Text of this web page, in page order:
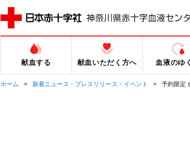
献血する 献血いただく方へ 血液のゆ
ホーム 新着ニュース・プレスリリース・イベント 予約限定